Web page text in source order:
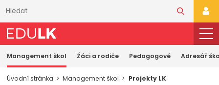
obsahu
Management škol Žáci a rodiče Pedagogové Adresář
Úvodní stránka Management škol Projekty LK